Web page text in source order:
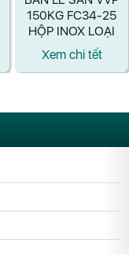
150KG FC34-25
HỘP INOX LOẠI
TỐT
Xem chi tết